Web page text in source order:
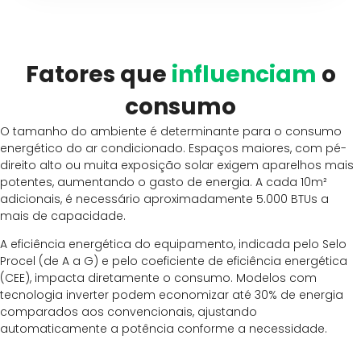
Fatores que influenciam o
consumo
O tamanho do ambiente é determinante para o consumo
energético do ar condicionado. Espaços maiores, com pé-
direito alto ou muita exposição solar exigem aparelhos mais
potentes, aumentando o gasto de energia. A cada 10m²
adicionais, é necessário aproximadamente 5.000 BTUs a
mais de capacidade.
A eficiência energética do equipamento, indicada pelo Selo
Procel (de A a G) e pelo coeficiente de eficiência energética
(CEE), impacta diretamente o consumo. Modelos com
tecnologia inverter podem economizar até 30% de energia
comparados aos convencionais, ajustando
automaticamente a potência conforme a necessidade.